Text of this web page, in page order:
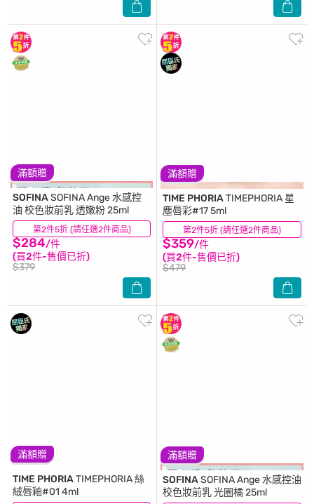
滿額贈
第2件5折 (請任選2件商品)
SOFINASOFINA Ange 水感控
油 校色妝前乳 透嫩粉 25ml
$284/件
(買2件-售價已折)
$379
(11)
滿額贈
第2件5折 (請任選2件商品)
TIME PHORIATIMEPHORIA 星
塵唇彩#17 5ml
$359/件
(買2件-售價已折)
$479
(0)
滿額贈
TIME PHORIATIMEPHORIA 絲
絨唇釉#01 4ml
滿額贈
SOFINASOFINA Ange 水感控油
校色妝前乳 光圈橘 25ml